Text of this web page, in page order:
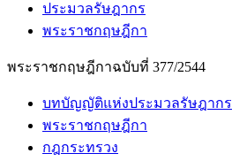
ประมวลรัษฎากร
พระราชกฤษฎีกา
พระราชกฤษฎีกาฉบับที่ 377/2544
บทบัญญัติแห่งประมวลรัษฎากร
พระราชกฤษฎีกา
กฎกระทรวง